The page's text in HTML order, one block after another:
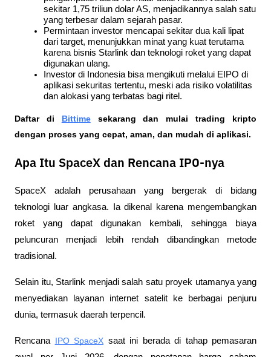
sekitar 1,75 triliun dolar AS, menjadikannya salah satu
yang terbesar dalam sejarah pasar.
Permintaan investor mencapai sekitar dua kali lipat
dari target, menunjukkan minat yang kuat terutama
karena bisnis Starlink dan teknologi roket yang dapat
digunakan ulang.
Investor di Indonesia bisa mengikuti melalui EIPO di
aplikasi sekuritas tertentu, meski ada risiko volatilitas
dan alokasi yang terbatas bagi ritel.
Daftar di Bittime sekarang dan mulai trading kripto
dengan proses yang cepat, aman, dan mudah di aplikasi.
Apa Itu SpaceX dan Rencana IPO-nya
SpaceX adalah perusahaan yang bergerak di bidang
teknologi luar angkasa. Ia dikenal karena mengembangkan
roket yang dapat digunakan kembali, sehingga biaya
peluncuran menjadi lebih rendah dibandingkan metode
tradisional.
Selain itu, Starlink menjadi salah satu proyek utamanya yang
menyediakan layanan internet satelit ke berbagai penjuru
dunia, termasuk daerah terpencil.
Rencana IPO SpaceX saat ini berada di tahap pemasaran